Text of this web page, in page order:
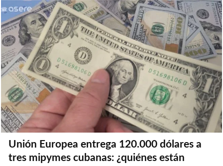
Unión Europea entrega 120.000 dólares a
tres mipymes cubanas: ¿quiénes están